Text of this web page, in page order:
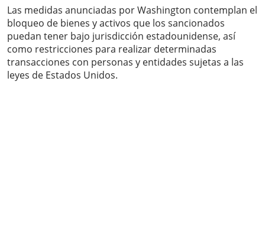
Las medidas anunciadas por Washington contemplan el
bloqueo de bienes y activos que los sancionados
puedan tener bajo jurisdicción estadounidense, así
como restricciones para realizar determinadas
transacciones con personas y entidades sujetas a las
leyes de Estados Unidos.